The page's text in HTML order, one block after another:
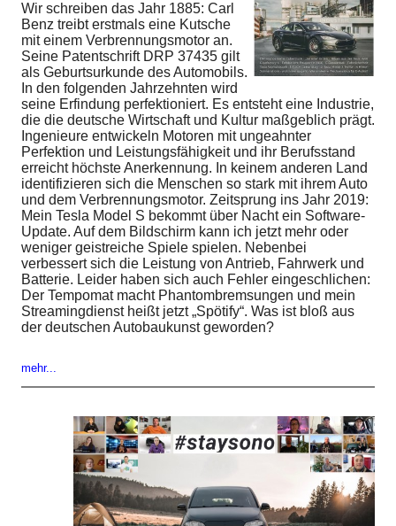
Wir schreiben das Jahr 1885: Carl
Benz treibt erstmals eine Kutsche
mit einem Verbrennungsmotor an.
Seine Patentschrift DRP 37435 gilt
als Geburtsurkunde des Automobils.
In den folgenden Jahrzehnten wird
seine Erfindung perfektioniert. Es entsteht eine Industrie,
die die deutsche Wirtschaft und Kultur maßgeblich prägt.
Ingenieure entwickeln Motoren mit ungeahnter
Perfektion und Leistungsfähigkeit und ihr Berufsstand
erreicht höchste Anerkennung. In keinem anderen Land
identifizieren sich die Menschen so stark mit ihrem Auto
und dem Verbrennungsmotor. Zeitsprung ins Jahr 2019:
Mein Tesla Model S bekommt über Nacht ein Software-
Update. Auf dem Bildschirm kann ich jetzt mehr oder
weniger geistreiche Spiele spielen. Nebenbei
verbessert sich die Leistung von Antrieb, Fahrwerk und
Batterie. Leider haben sich auch Fehler eingeschlichen:
Der Tempomat macht Phantombremsungen und mein
Streamingdienst heißt jetzt „Spötify“. Was ist bloß aus
der deutschen Autobaukunst geworden?
mehr...